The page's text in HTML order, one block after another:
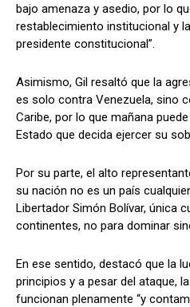
bajo amenaza y asedio, por lo
restablecimiento institucional y
presidente constitucional”.
Asimismo, Gil resaltó que la
es solo contra Venezuela, sino
Caribe, por lo que mañana
Estado que decida ejercer su
Por su parte, el alto
su nación no es un país
Libertador Simón Bolívar, única
continentes, no para dominar
En ese sentido, destacó que la
principios y a pesar del ataque,
funcionan plenamente “y